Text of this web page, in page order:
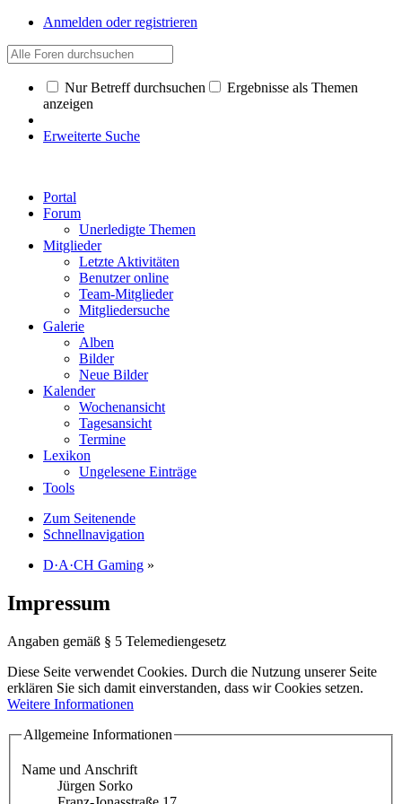
Anmelden oder registrieren
Nur Betreff durchsuchen
Ergebnisse als Themen
anzeigen
Erweiterte Suche
Portal
Forum
Unerledigte Themen
Mitglieder
Letzte Aktivitäten
Benutzer online
Team-Mitglieder
Mitgliedersuche
Galerie
Alben
Bilder
Neue Bilder
Kalender
Wochenansicht
Tagesansicht
Termine
Lexikon
Ungelesene Einträge
Tools
Zum Seitenende
Schnellnavigation
D·A·CH Gaming »
Impressum
Angaben gemäß § 5 Telemediengesetz
Diese Seite verwendet Cookies. Durch die Nutzung unserer Seite
erklären Sie sich damit einverstanden, dass wir Cookies setzen.
Weitere Informationen
Allgemeine Informationen
Name und Anschrift
Jürgen Sorko